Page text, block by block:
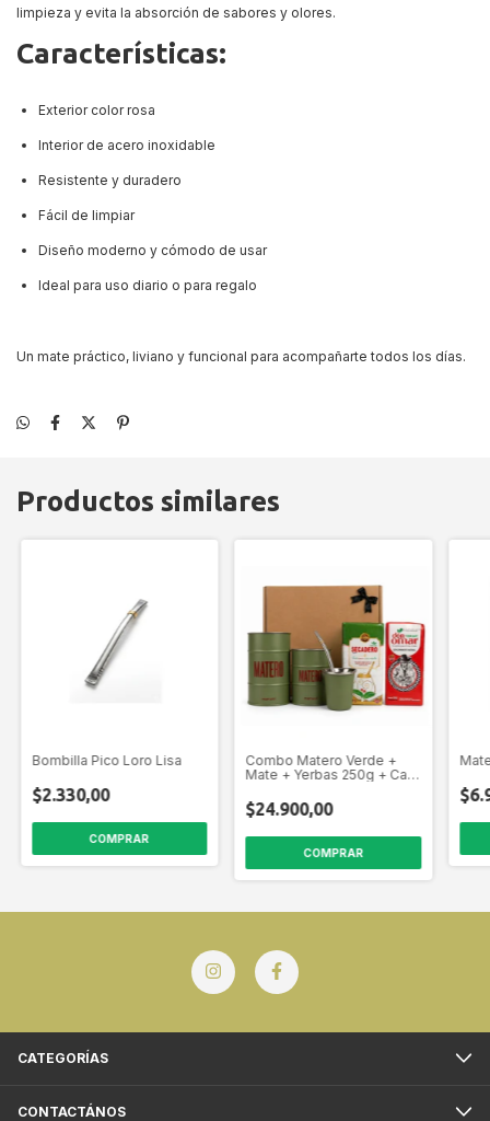
limpieza y evita la absorción de sabores y olores.
Características:
Exterior color rosa
Interior de acero inoxidable
Resistente y duradero
Fácil de limpiar
Diseño moderno y cómodo de usar
Ideal para uso diario o para regalo
Un mate práctico, liviano y funcional para acompañarte todos los días.
Productos similares
Bombilla Pico Loro Lisa
$2.330,00
Combo Matero Verde +
Mate + Yerbas 250g + Caja
$24.900,00
CATEGORÍAS
CONTACTÁNOS